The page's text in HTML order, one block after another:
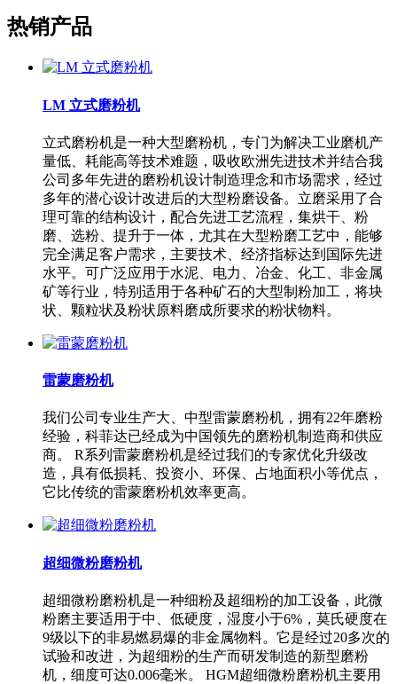
热销产品
LM 立式磨粉机
立式磨粉机是一种大型磨粉机，专门为解决工业磨机产
量低、耗能高等技术难题，吸收欧洲先进技术并结合我
公司多年先进的磨粉机设计制造理念和市场需求，经过
多年的潜心设计改进后的大型粉磨设备。立磨采用了合
理可靠的结构设计，配合先进工艺流程，集烘干、粉
磨、选粉、提升于一体，尤其在大型粉磨工艺中，能够
完全满足客户需求，主要技术、经济指标达到国际先进
水平。可广泛应用于水泥、电力、冶金、化工、非金属
矿等行业，特别适用于各种矿石的大型制粉加工，将块
状、颗粒状及粉状原料磨成所要求的粉状物料。
雷蒙磨粉机
我们公司专业生产大、中型雷蒙磨粉机，拥有22年磨粉
经验，科菲达已经成为中国领先的磨粉机制造商和供应
商。 R系列雷蒙磨粉机是经过我们的专家优化升级改
造，具有低损耗、投资小、环保、占地面积小等优点，
它比传统的雷蒙磨粉机效率更高。
超细微粉磨粉机
超细微粉磨粉机是一种细粉及超细粉的加工设备，此微
粉磨主要适用于中、低硬度，湿度小于6%，莫氏硬度在
9级以下的非易燃易爆的非金属物料。它是经过20多次的
试验和改进，为超细粉的生产而研发制造的新型磨粉
机，细度可达0.006毫米。 HGM超细微粉磨粉机主要用